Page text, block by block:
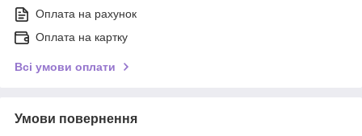
Оплата на рахунок
Оплата на картку
Всі умови оплати
Умови повернення